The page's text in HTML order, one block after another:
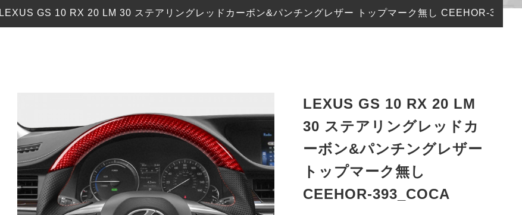
BMW 8 Series G14
G15 G16
BMW M8 F91 F92
F93
BMW X3 G01
LEXUS GS 10 RX 20 LM 30 ステアリングレッドカーボン&パンチングレザー トップマーク無し CEEHOR-
LEXUS GS 10 RX 20 LM
30 ステアリングレッドカ
ーボン&パンチングレザー
トップマーク無し
CEEHOR-393_COCA